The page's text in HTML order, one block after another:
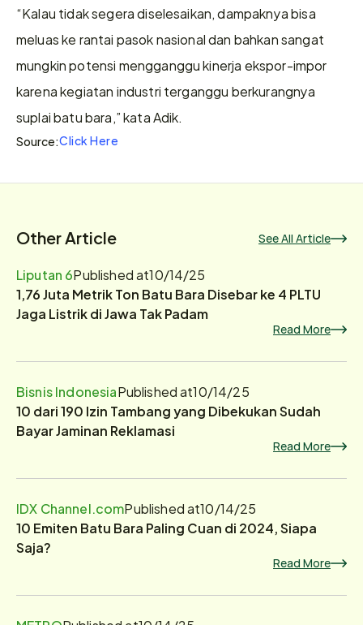
“Kalau tidak segera diselesaikan, dampaknya bisa
meluas ke rantai pasok nasional dan bahkan sangat
mungkin potensi mengganggu kinerja ekspor-impor
karena kegiatan industri terganggu berkurangnya
suplai batu bara,” kata Adik.
Source:Click Here
Other Article See All Article
Liputan 6Published at10/14/25
1,76 Juta Metrik Ton Batu Bara Disebar ke 4 PLTU
Jaga Listrik di Jawa Tak Padam
Read More
Bisnis IndonesiaPublished at10/14/25
10 dari 190 Izin Tambang yang Dibekukan Sudah
Bayar Jaminan Reklamasi
Read More
IDX Channel.comPublished at10/14/25
10 Emiten Batu Bara Paling Cuan di 2024, Siapa
Saja?
Read More